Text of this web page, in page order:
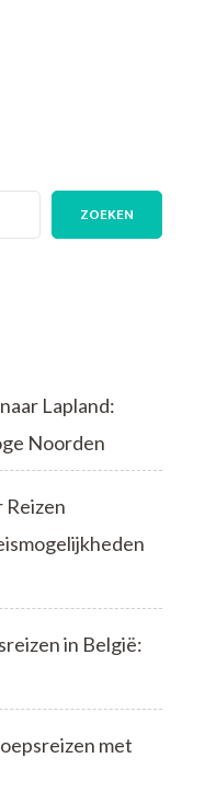
ZOEKEN
Lapland:
Noorden
Reizen
in België:
met